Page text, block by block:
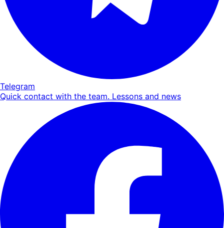
Telegram
Quick contact with the team. Lessons and news